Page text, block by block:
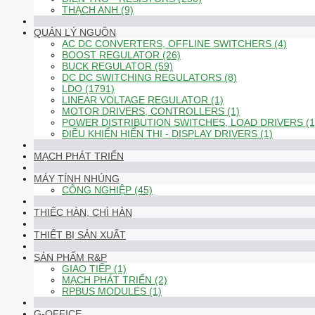
THẠCH ANH (9)
QUẢN LÝ NGUỒN
AC DC CONVERTERS, OFFLINE SWITCHERS (4)
BOOST REGULATOR (26)
BUCK REGULATOR (59)
DC DC SWITCHING REGULATORS (8)
LDO (1791)
LINEAR VOLTAGE REGULATOR (1)
MOTOR DRIVERS, CONTROLLERS (1)
POWER DISTRIBUTION SWITCHES, LOAD DRIVERS
ĐIỀU KHIỂN HIỂN THỊ - DISPLAY DRIVERS (1)
MẠCH PHÁT TRIỂN
MÁY TÍNH NHÚNG
CÔNG NGHIỆP (45)
THIẾC HÀN, CHÌ HÀN
THIẾT BỊ SẢN XUẤT
SẢN PHẨM R&P
GIAO TIẾP (1)
MẠCH PHÁT TRIỂN (2)
RPBUS MODULES (1)